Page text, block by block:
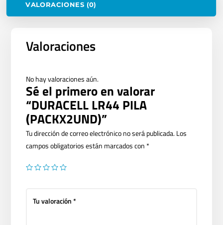
VALORACIONES (0)
Valoraciones
No hay valoraciones aún.
Sé el primero en valorar
“DURACELL LR44 PILA
(PACKX2UND)”
Tu dirección de correo electrónico no será publicada.Los
campos obligatorios están marcados con *